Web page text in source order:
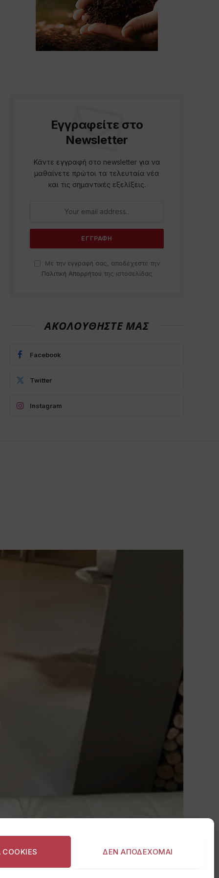
ΔΕΝ ΑΠΟΔΕΧΟΜΑΙ
Εγγραφείτε στο
Newsletter
Κάντε εγγραφή στο newsletter για να
μαθαίνετε πρώτοι τα τελευταία νέα
και τις σημαντικές εξελίξεις.
Με την εγγραφή σας, αποδέχεστε την
Πολιτική Απορρήτου της ιστοσελίδας
ΑΚΟΛΟΥΘΗΣΤΕ ΜΑΣ
Facebook
Twitter
Instagram